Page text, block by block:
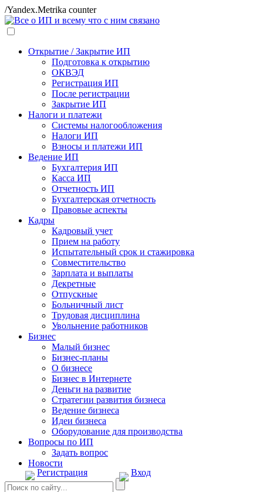
/Yandex.Metrika counter
Открытие / Закрытие ИП
Подготовка к открытию
ОКВЭД
Регистрация ИП
После регистрации
Закрытие ИП
Налоги и платежи
Системы налогообложения
Налоги ИП
Взносы и платежи ИП
Ведение ИП
Бухгалтерия ИП
Касса ИП
Отчетность ИП
Бухгалтерская отчетность
Правовые аспекты
Кадры
Кадровый учет
Прием на работу
Испытательный срок и стажировка
Совместительство
Зарплата и выплаты
Декретные
Отпускные
Больничный лист
Трудовая дисциплина
Увольнение работников
Бизнес
Малый бизнес
Бизнес-планы
О бизнесе
Бизнес в Интернете
Деньги на развитие
Стратегии развития бизнеса
Ведение бизнеса
Идеи бизнеса
Оборудование для производства
Вопросы по ИП
Задать вопрос
Новости
Регистрация
Вход